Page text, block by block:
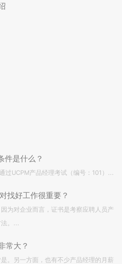
件是什么？
过UCPM产品经理考试（编号：101）...
找好工作很重要？
为对企业而言，证书是考察应聘人员产
。...
常大？
。另一方面，也有不少产品经理的月薪